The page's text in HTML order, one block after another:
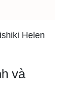
Helen
và